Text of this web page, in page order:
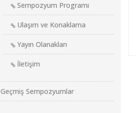
Sempozyum Programı
Ulaşım ve Konaklama
Yayın Olanakları
İletişim
Geçmiş Sempozyumlar